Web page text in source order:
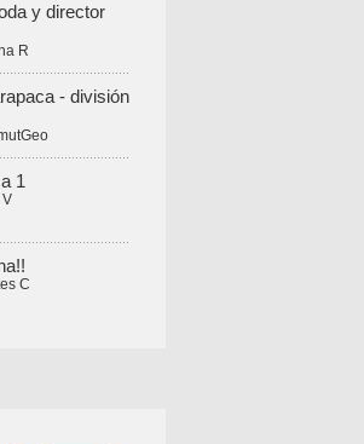
y director
R
- división
1
V
C